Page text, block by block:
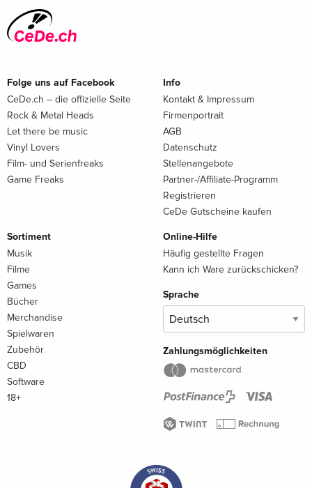
Folge uns auf Facebook
CeDe.ch – die offizielle Seite
Rock & Metal Heads
Let there be music
Vinyl Lovers
Film- und Serienfreaks
Game Freaks
Info
Kontakt & Impressum
Firmenportrait
AGB
Datenschutz
Stellenangebote
Partner-/Affiliate-Programm
Registrieren
CeDe Gutscheine kaufen
Sortiment
Musik
Filme
Games
Bücher
Merchandise
Spielwaren
Zubehör
CBD
Software
18+
Online-Hilfe
Häufig gestellte Fragen
Kann ich Ware zurückschicken?
Sprache
Zahlungsmöglichkeiten